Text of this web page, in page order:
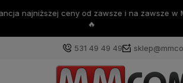
💪Darmowa dostawa już od
531 49 49 49